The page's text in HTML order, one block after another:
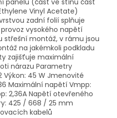
panelu (část ve stínu část
Vinyl Acetate)
zadní folií splňuje
vysokého napětí
střešní montáž, v rámu jsou
na jakémkoli podkladu
zajišťuje maximální
nárazu Parametry
Výkon: 45 W Jmenovité
Maximální napětí Vmpp:
2,36A Napětí otevřeného
425 / 668 / 25 mm
kabelů